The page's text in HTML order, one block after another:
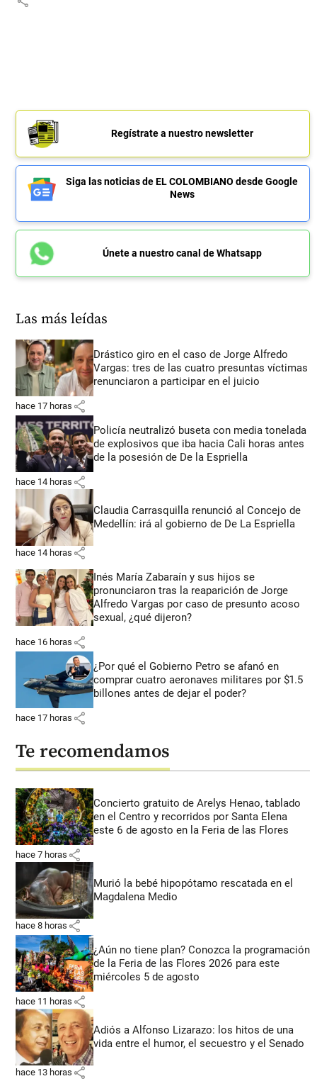
Regístrate a nuestro newsletter
Siga las noticias de EL COLOMBIANO desde Google
News
Únete a nuestro canal de Whatsapp
Las más leídas
Drástico giro en el caso de Jorge Alfredo
Vargas: tres de las cuatro presuntas víctimas
renunciaron a participar en el juicio
hace 17 horas share
Policía neutralizó buseta con media tonelada
de explosivos que iba hacia Cali horas antes
de la posesión de De la Espriella
hace 14 horas share
Claudia Carrasquilla renunció al Concejo de
Medellín: irá al gobierno de De La Espriella
hace 14 horas share
Inés María Zabaraín y sus hijos se
pronunciaron tras la reaparición de Jorge
Alfredo Vargas por caso de presunto acoso
sexual, ¿qué dijeron?
hace 16 horas share
¿Por qué el Gobierno Petro se afanó en
comprar cuatro aeronaves militares por $1.5
billones antes de dejar el poder?
hace 17 horas share
Te recomendamos
Concierto gratuito de Arelys Henao, tablado
en el Centro y recorridos por Santa Elena
este 6 de agosto en la Feria de las Flores
hace 7 horas share
Murió la bebé hipopótamo rescatada en el
Magdalena Medio
hace 8 horas share
¿Aún no tiene plan? Conozca la programación
de la Feria de las Flores 2026 para este
miércoles 5 de agosto
hace 11 horas share
Adiós a Alfonso Lizarazo: los hitos de una
vida entre el humor, el secuestro y el Senado
hace 13 horas share